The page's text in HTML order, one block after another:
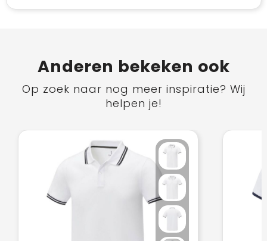
Anderen bekeken ook
Op zoek naar nog meer inspiratie? Wij
helpen je!